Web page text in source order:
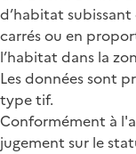
d’habitat
carrés ou en
l’habitat dans la
Les données sont
type tif.
Conformément à
jugement sur le